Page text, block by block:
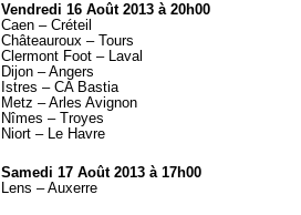
Vendredi 16 Août 2013 à 20h00
Caen – Créteil
Châteauroux – Tours
Clermont Foot – Laval
Dijon – Angers
Istres – CA Bastia
Metz – Arles Avignon
Nîmes – Troyes
Niort – Le Havre
Samedi 17 Août 2013 à 17h00
Lens – Auxerre